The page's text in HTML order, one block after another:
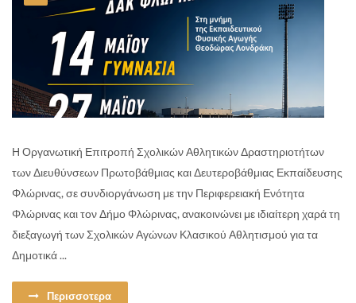
Η Οργανωτική Επιτροπή Σχολικών Αθλητικών Δραστηριοτήτων
των Διευθύνσεων Πρωτοβάθμιας και Δευτεροβάθμιας Εκπαίδευσης
Φλώρινας, σε συνδιοργάνωση με την Περιφερειακή Ενότητα
Φλώρινας και τον Δήμο Φλώρινας, ανακοινώνει με ιδιαίτερη χαρά τη
διεξαγωγή των Σχολικών Αγώνων Κλασικού Αθλητισμού για τα
Δημοτικά ...
Περισσοτερα